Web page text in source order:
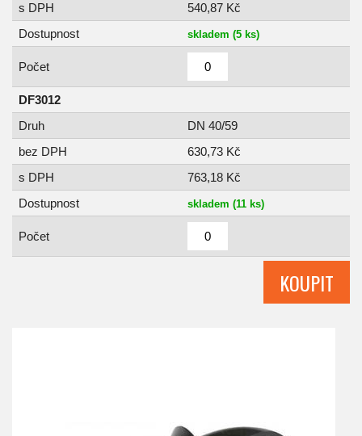
s DPH
540,87 Kč
Dostupnost
skladem (5 ks)
Počet
DF3012
Druh
DN 40/59
bez DPH
630,73 Kč
s DPH
763,18 Kč
Dostupnost
skladem (11 ks)
Počet